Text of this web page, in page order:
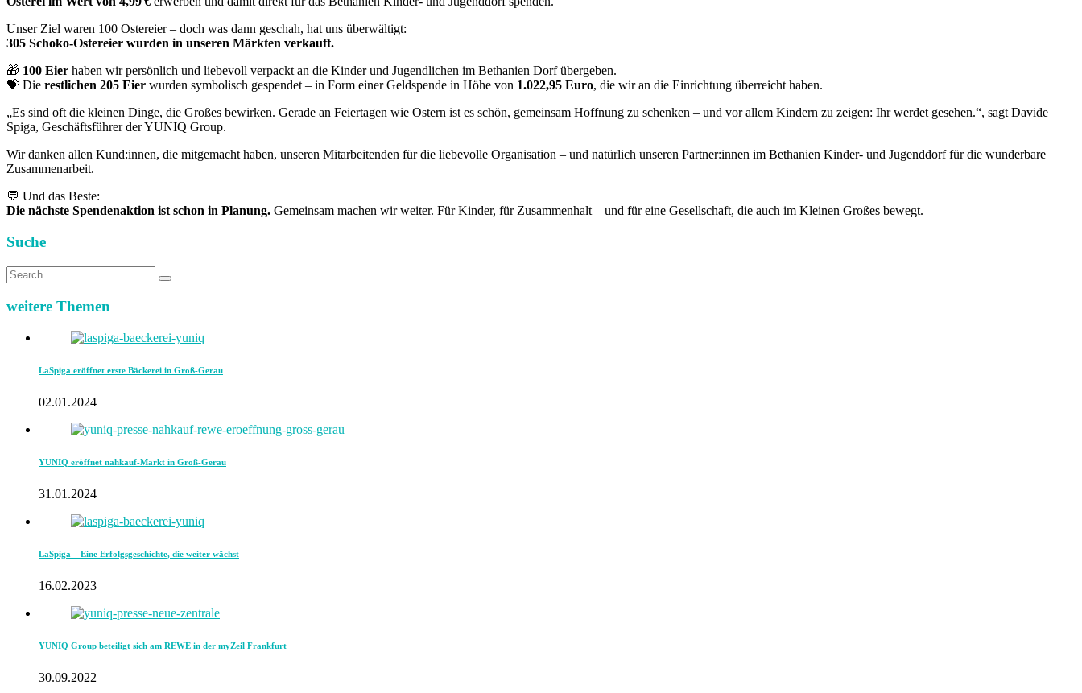
Unser Ziel waren 100 Ostereier – doch was dann geschah, hat uns überwältigt:
305 Schoko-Ostereier wurden in unseren Märkten verkauft.
🎁 100 Eier haben wir persönlich und liebevoll verpackt an die Kinder und Jugendlichen im Bethanien Dorf übergeben.
💝 Die restlichen 205 Eier wurden symbolisch gespendet – in Form einer Geldspende in Höhe von 1.022,95 Euro, die wir an die Einrichtung überreicht haben.
„Es sind oft die kleinen Dinge, die Großes bewirken. Gerade an Feiertagen wie Ostern ist es schön, gemeinsam Hoffnung zu schenken – und vor allem Kindern zu zeigen: Ihr werdet gesehen.“, sagt Davide
Spiga, Geschäftsführer der YUNIQ Group.
Wir danken allen Kund:innen, die mitgemacht haben, unseren Mitarbeitenden für die liebevolle Organisation – und natürlich unseren Partner:innen im Bethanien Kinder- und Jugenddorf für die wunderbare
Zusammenarbeit.
💬 Und das Beste:
Die nächste Spendenaktion ist schon in Planung. Gemeinsam machen wir weiter. Für Kinder, für Zusammenhalt – und für eine Gesellschaft, die auch im Kleinen Großes bewegt.
Suche
Search
for:
weitere Themen
LaSpiga eröffnet erste Bäckerei in Groß-Gerau
02.01.2024
YUNIQ eröffnet nahkauf-Markt in Groß-Gerau
31.01.2024
LaSpiga – Eine Erfolgsgeschichte, die weiter wächst
16.02.2023
YUNIQ Group beteiligt sich am REWE in der myZeil Frankfurt
30.09.2022